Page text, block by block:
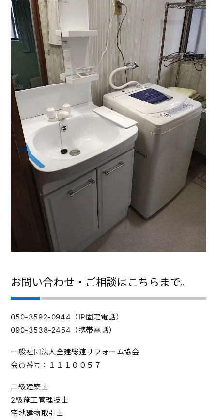
お問い合わせ・ご相談はこちらまで。
050-3592-0944（IP固定電話）
090-3538-2454（携帯電話）
一般社団法人全建総連リフォーム協会
会員番号：１１１００５７
二級建築士
2級施工管理技士
宅地建物取引士